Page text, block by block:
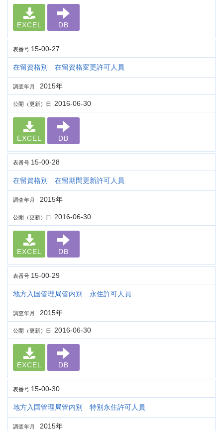
EXCEL DB
表番号 15-00-27
在留資格別 在留資格変更許可人員
調査年月 2015年
公開（更新）日 2016-06-30
EXCEL DB
表番号 15-00-28
在留資格別 在留期間更新許可人員
調査年月 2015年
公開（更新）日 2016-06-30
EXCEL DB
表番号 15-00-29
地方入国管理局管内別 永住許可人員
調査年月 2015年
公開（更新）日 2016-06-30
EXCEL DB
表番号 15-00-30
地方入国管理局管内別 特別永住許可人員
調査年月 2015年